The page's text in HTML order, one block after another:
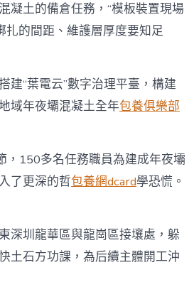
凝土的備倉任務，“模板裝置現場
扎的間距、維護層厚度要知足
建“葉電云”數字治理平臺，構建
域年夜壩混凝土全年包養俱樂部
，150多名任務職員為建成年夜壩
了更深的哲包養網dcard學恐慌。
深圳龍華區與龍崗區接壤處，躲
土石方功課，為后續主體開工沖